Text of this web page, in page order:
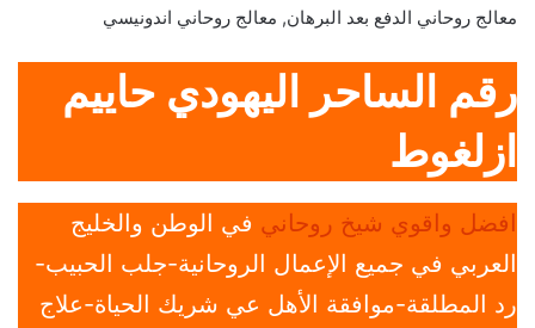
معالج روحاني الدفع بعد البرهان, معالج روحاني اندونيسي
رقم الساحر اليهودي حاييم
ازلغوط
افضل واقوي شيخ روحاني في الوطن والخليج
العربي في جميع الإعمال الروحانية-جلب الحبيب-
رد المطلقة-موافقة الأهل عي شريك الحياة-علاج